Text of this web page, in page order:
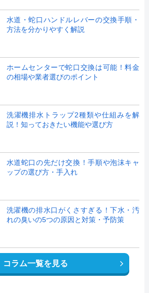
水道・蛇口ハンドルレバーの交換手順・
方法を分かりやすく解説
ホームセンターで蛇口交換は可能！料金
の相場や業者選びのポイント
洗濯機排水トラップ2種類や仕組みを解
説！知っておきたい機能や選び方
水道蛇口の先だけ交換！手順や泡沫キャ
ップの選び方・手入れ
洗濯機の排水口がくさすぎる！下水・汚
れの臭いの5つの原因と対策・予防策
コラム一覧を見る